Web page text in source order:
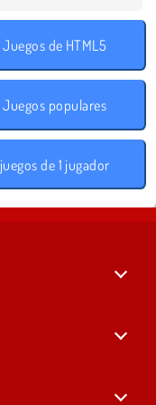
Juegos de HTML5
Juegos populares
juegos de 1 jugador